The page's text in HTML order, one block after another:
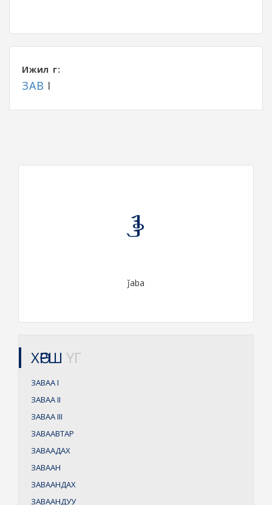
Ижил үг:
ЗАВ I
ᠵᠠᠪᠠ
ǰaba
ХӨРШ ҮГ
ЗАВААI
ЗАВААII
ЗАВААIII
ЗАВААВТАР
ЗАВААДАХ
ЗАВААН
ЗАВААНДАХ
ЗАВААНДУУ